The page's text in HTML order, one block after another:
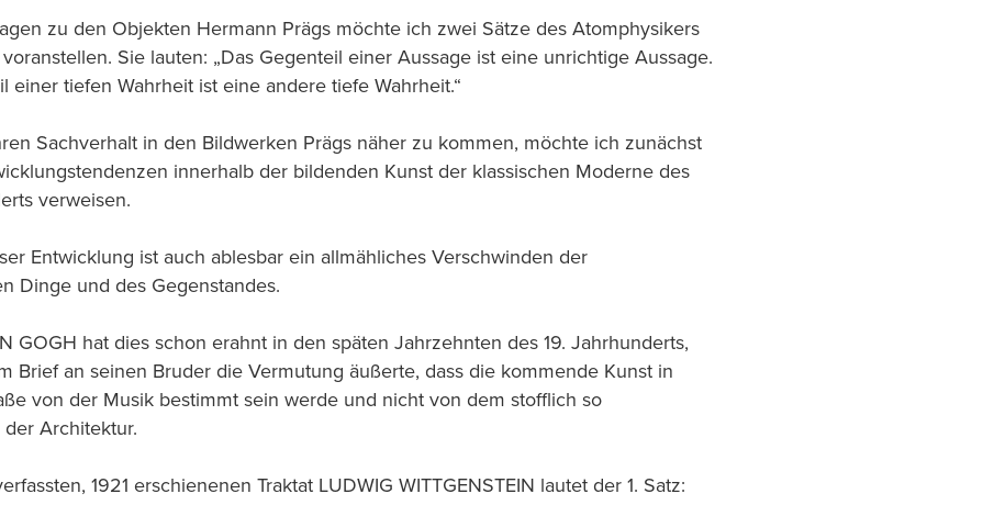
zu den Objekten Hermann Prägs möchte ich zwei Sätze des Atomphysikers
voranstellen. Sie lauten: „Das Gegenteil einer Aussage ist eine unrichtige Aussage.
einer tiefen Wahrheit ist eine andere tiefe Wahrheit.“
Sachverhalt in den Bildwerken Prägs näher zu kommen, möchte ich zunächst
innerhalb der bildenden Kunst der klassischen Moderne des
verweisen.
Entwicklung ist auch ablesbar ein allmähliches Verschwinden der
Dinge und des Gegenstandes.
GOGH hat dies schon erahnt in den späten Jahrzehnten des 19. Jahrhunderts,
Brief an seinen Bruder die Vermutung äußerte, dass die kommende Kunst in
von der Musik bestimmt sein werde und nicht von dem stofflich so
Architektur.
1921 erschienenen Traktat LUDWIG WITTGENSTEIN lautet der 1. Satz: